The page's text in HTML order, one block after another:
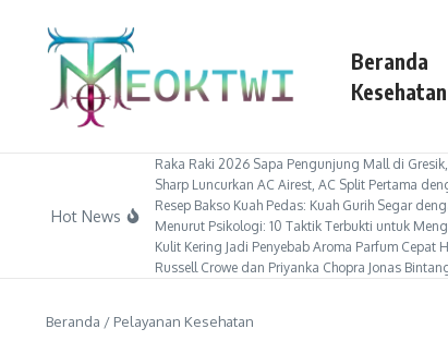
Beranda
Kesehatan
Hot News
Raka Raki 2026 Sapa Pengunjung Mall di
Sharp Luncurkan AC Airest, AC Split Pertama
Resep Bakso Kuah Pedas: Kuah Gurih Segar
Menurut Psikologi: 10 Taktik Terbukti untuk
Kulit Kering Jadi Penyebab Aroma Parfum Cepat
Russell Crowe dan Priyanka Chopra Jonas
Beranda / Pelayanan Kesehatan